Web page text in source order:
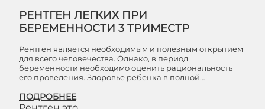
РЕНТГЕН ЛЕГКИХ ПРИ
БЕРЕМЕННОСТИ 3 ТРИМЕСТР
Рентген является необходимым и полезным открытием
для всего человечества. Однако, в период
беременности необходимо оценить рациональность
его проведения. Здоровье ребенка в полной…
ПОДРОБНЕЕ